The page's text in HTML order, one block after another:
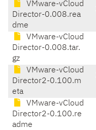
VMware-vCloud
Director-0.008.rea
dme
VMware-vCloud
Director-0.008.tar.
gz
VMware-vCloud
Director2-0.100.m
eta
VMware-vCloud
Director2-0.100.re
adme